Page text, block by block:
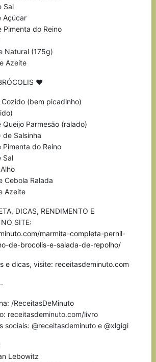
Sal
Açúcar
do Reino
Natural (175g)
Azeite
♥
(bem picadinho)
Parmesão (ralado)
de Salsinha
do Reino
Sal
Cebola Ralada
Azeite
DICAS, RENDIMENTO E
SITE:
marmita-completa-pernil-
de-brocolis-e-salada-de-repolho/
e dicas, visite: receitasdeminuto.com
/ReceitasDeMinuto
receitasdeminuto.com/livro
sociais: @receitasdeminuto e @xlgigi
Lebowitz